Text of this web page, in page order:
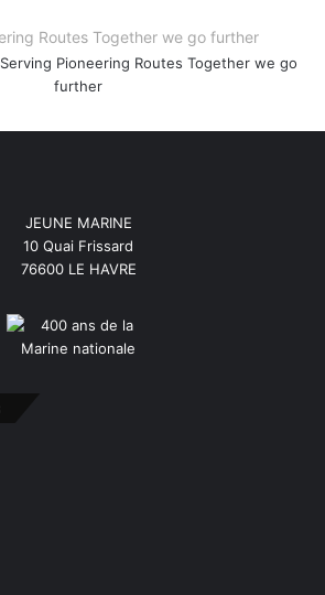
Routes Together we go further
JEUNE MARINE
10 Quai Frissard
76600 LE HAVRE